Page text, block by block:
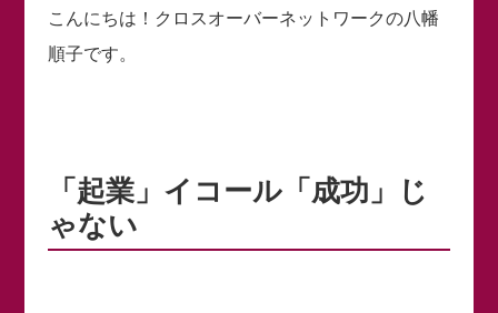
こんにちは！クロスオーバーネットワークの八幡
順子です。
「起業」イコール「成功」じ
ゃない